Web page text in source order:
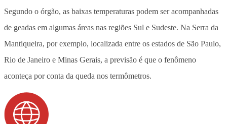
Segundo o órgão, as baixas temperaturas podem ser acompanhadas
de geadas em algumas áreas nas regiões Sul e Sudeste. Na Serra da
Mantiqueira, por exemplo, localizada entre os estados de São Paulo,
Rio de Janeiro e Minas Gerais, a previsão é que o fenômeno
aconteça por conta da queda nos termômetros.